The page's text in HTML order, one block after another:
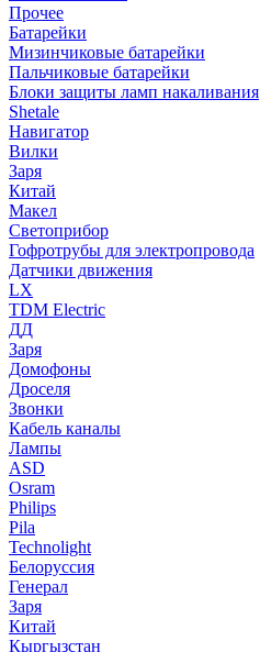
Прочее
Батарейки
Мизинчиковые батарейки
Пальчиковые батарейки
Блоки защиты ламп накаливания
Shetale
Навигатор
Вилки
Заря
Китай
Макел
Светоприбор
Гофротрубы для электропровода
Датчики движения
LX
TDM Electric
ДД
Заря
Домофоны
Дроселя
Звонки
Кабель каналы
Лампы
ASD
Osram
Philips
Pila
Technolight
Белоруссия
Генерал
Заря
Китай
Кыргызстан